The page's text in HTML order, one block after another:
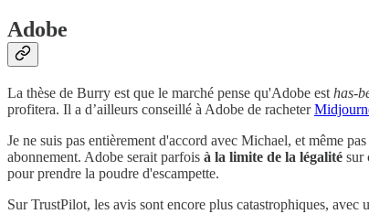
Adobe
La thèse de Burry est que le marché pense qu'Adobe est has-
profitera. Il a d’ailleurs conseillé à Adobe de racheter
Je ne suis pas entièrement d'accord avec Michael, et même
abonnement. Adobe serait parfois à la limite de la légalité sur
pour prendre la poudre d'escampette.
Sur TrustPilot, les avis sont encore plus catastrophiques, avec